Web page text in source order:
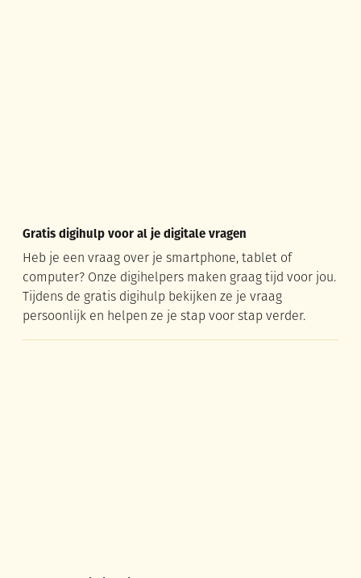
Gratis digihulp voor al je digitale vragen
Heb je een vraag over je smartphone, tablet of
computer? Onze digihelpers maken graag tijd voor jou.
Tijdens de gratis digihulp bekijken ze je vraag
persoonlijk en helpen ze je stap voor stap verder.